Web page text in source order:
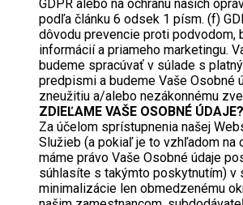
GDPR alebo na ochranu našich
podľa článku 6 odsek 1 písm. (f)
dôvodu prevencie proti podvodom,
informácií a priameho marketingu.
budeme spracúvať v súlade s
predpismi a budeme Vaše Osobné
zneužitiu a/alebo nezákonnému
ZDIEĽAME VAŠE OSOBNÉ ÚDAJE?
Za účelom sprístupnenia našej
Služieb (a pokiaľ je to vzhľadom na
máme právo Vaše Osobné údaje
súhlasíte s takýmto poskytnutím) v
minimalizácie len obmedzenému